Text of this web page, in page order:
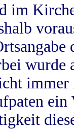
im
wurde